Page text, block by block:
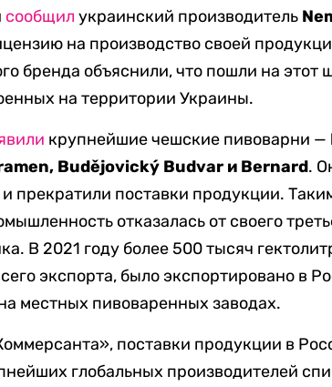
сообщил украинский производитель
на производство своей
бренда объяснили, что пошли на этот
на территории Украины.
крупнейшие чешские пивоварни —
Budějovický Budvar и Bernard.
прекратили поставки продукции.
отказалась от своего
В 2021 году более 500 тысяч
экспорта, было экспортировано в
местных пивоваренных заводах.
поставки продукции в
глобальных производителей